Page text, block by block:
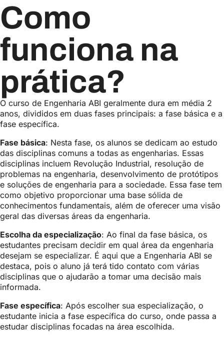
Como
funciona na
prática?
O curso de Engenharia ABI geralmente dura em média 2
anos, divididos em duas fases principais: a fase básica e a
fase específica.
Fase básica: Nesta fase, os alunos se dedicam ao estudo
das disciplinas comuns a todas as engenharias. Essas
disciplinas incluem Revolução Industrial, resolução de
problemas na engenharia, desenvolvimento de protótipos
e soluções de engenharia para a sociedade. Essa fase tem
como objetivo proporcionar uma base sólida de
conhecimentos fundamentais, além de oferecer uma visão
geral das diversas áreas da engenharia.
Escolha da especialização: Ao final da fase básica, os
estudantes precisam decidir em qual área da engenharia
desejam se especializar. É aqui que a Engenharia ABI se
destaca, pois o aluno já terá tido contato com várias
disciplinas que o ajudarão a tomar uma decisão mais
informada.
Fase específica: Após escolher sua especialização, o
estudante inicia a fase específica do curso, onde passa a
estudar disciplinas focadas na área escolhida.